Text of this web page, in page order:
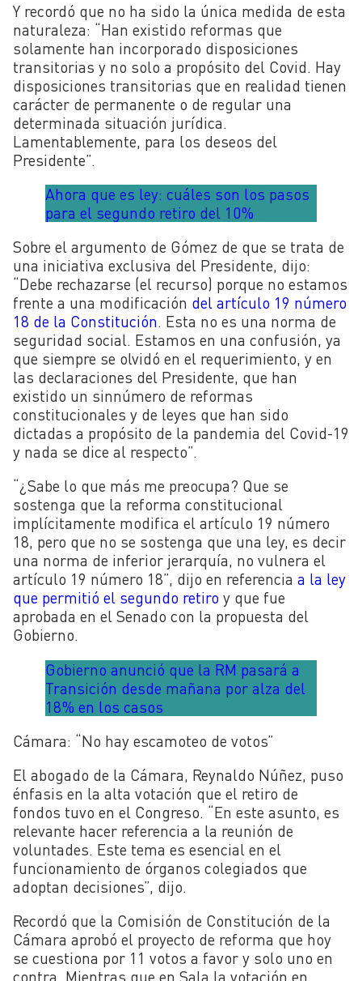
Y recordó que no ha sido la única medida de esta
naturaleza: “Han existido reformas que
solamente han incorporado disposiciones
transitorias y no solo a propósito del Covid. Hay
disposiciones transitorias que en realidad tienen
carácter de permanente o de regular una
determinada situación jurídica.
Lamentablemente, para los deseos del
Presidente”.
Ahora que es ley: cuáles son los pasos
para el segundo retiro del 10%
Sobre el argumento de Gómez de que se trata de
una iniciativa exclusiva del Presidente, dijo:
“Debe rechazarse (el recurso) porque no estamos
frente a una modificación del artículo 19 número
18 de la Constitución. Esta no es una norma de
seguridad social. Estamos en una confusión, ya
que siempre se olvidó en el requerimiento, y en
las declaraciones del Presidente, que han
existido un sinnúmero de reformas
constitucionales y de leyes que han sido
dictadas a propósito de la pandemia del Covid-19
y nada se dice al respecto”.
“¿Sabe lo que más me preocupa? Que se
sostenga que la reforma constitucional
implícitamente modifica el artículo 19 número
18, pero que no se sostenga que una ley, es decir
una norma de inferior jerarquía, no vulnera el
artículo 19 número 18”, dijo en referencia a la ley
que permitió el segundo retiro y que fue
aprobada en el Senado con la propuesta del
Gobierno.
Gobierno anunció que la RM pasará a
Transición desde mañana por alza del
18% en los casos
Cámara: “No hay escamoteo de votos”
El abogado de la Cámara, Reynaldo Núñez, puso
énfasis en la alta votación que el retiro de
fondos tuvo en el Congreso. “En este asunto, es
relevante hacer referencia a la reunión de
voluntades. Este tema es esencial en el
funcionamiento de órganos colegiados que
adoptan decisiones”, dijo.
Recordó que la Comisión de Constitución de la
Cámara aprobó el proyecto de reforma que hoy
se cuestiona por 11 votos a favor y solo uno en
contra. Mientras que en Sala la votación en